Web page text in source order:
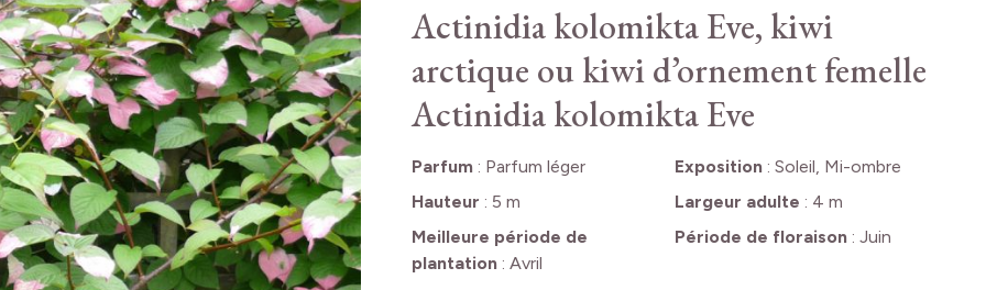
Actinidia kolomikta Eve, kiwi
arctique ou kiwi d’ornement femelle
Actinidia kolomikta Eve
Parfum: Parfum léger Exposition: Soleil, Mi-ombre
Hauteur : 5 m Largeur adulte : 4 m
Meilleure période de
plantation: Avril
Période de floraison: Juin